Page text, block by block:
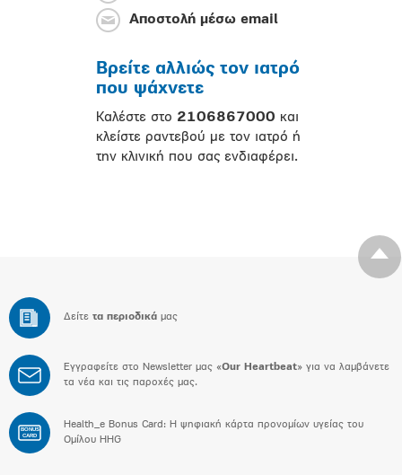
Αποστολή μέσω email
Βρείτε αλλιώς τον ιατρό
που ψάχνετε
Καλέστε στο 2106867000 και
κλείστε ραντεβού με τον ιατρό ή
την κλινική που σας ενδιαφέρει.
Δείτε τα περιοδικά μας
Εγγραφείτε στο Newsletter μας «Our Heartbeat» για να λαμβάνετε
τα νέα και τις παροχές μας.
BONUS
CARD
Health_e Bonus Card: H ψηφιακή κάρτα προνομίων υγείας του
Ομίλου HHG